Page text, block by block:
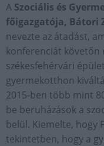
A Szociális és
főigazgatója, Bátori
nevezte az átadást,
konferenciát követőn
székesfehérvári
gyermekotthon
2015-ben több mint
be beruházások a
belül. Kiemelte, hogy
tekintetben, hogy a